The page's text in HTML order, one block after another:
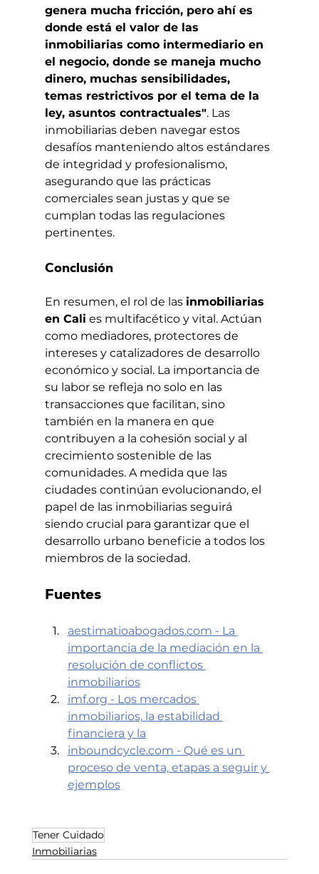
genera mucha fricción, pero ahí es
donde está el valor de las
inmobiliarias como intermediario en
el negocio, donde se maneja mucho
dinero, muchas sensibilidades,
temas restrictivos por el tema de la
ley, asuntos contractuales". Las
inmobiliarias deben navegar estos
desafíos manteniendo altos estándares
de integridad y profesionalismo,
asegurando que las prácticas
comerciales sean justas y que se
cumplan todas las regulaciones
pertinentes.
Conclusión
En resumen, el rol de las inmobiliarias
en Cali es multifacético y vital. Actúan
como mediadores, protectores de
intereses y catalizadores de desarrollo
económico y social. La importancia de
su labor se refleja no solo en las
transacciones que facilitan, sino
también en la manera en que
contribuyen a la cohesión social y al
crecimiento sostenible de las
comunidades. A medida que las
ciudades continúan evolucionando, el
papel de las inmobiliarias seguirá
siendo crucial para garantizar que el
desarrollo urbano beneficie a todos los
miembros de la sociedad.
Fuentes
aestimatioabogados.com - La
importancia de la mediación en la
resolución de conflictos
inmobiliarios
imf.org - Los mercados
inmobiliarios, la estabilidad
financiera y la
inboundcycle.com - Qué es un
proceso de venta, etapas a seguir y
ejemplos
Tener Cuidado
Inmobiliarias